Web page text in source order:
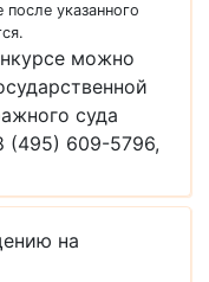
указанного
можно
суда
(495) 609-5796,
на